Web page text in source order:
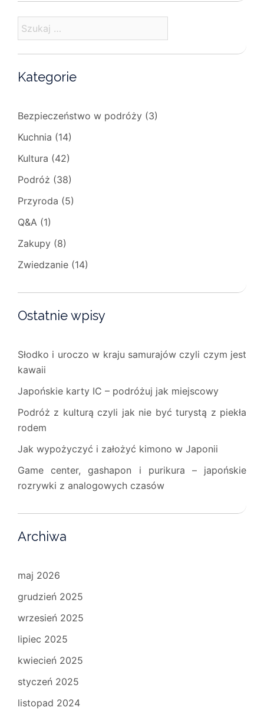
Szukaj:
Kategorie
Bezpieczeństwo w podróży (3)
Kuchnia (14)
Kultura (42)
Podróż (38)
Przyroda (5)
Q&A (1)
Zakupy (8)
Zwiedzanie (14)
Ostatnie wpisy
Słodko i uroczo w kraju samurajów czyli czym jest
kawaii
Japońskie karty IC – podróżuj jak miejscowy
Podróż z kulturą czyli jak nie być turystą z piekła
rodem
Jak wypożyczyć i założyć kimono w Japonii
Game center, gashapon i purikura – japońskie
rozrywki z analogowych czasów
Archiwa
maj 2026
grudzień 2025
wrzesień 2025
lipiec 2025
kwiecień 2025
styczeń 2025
listopad 2024